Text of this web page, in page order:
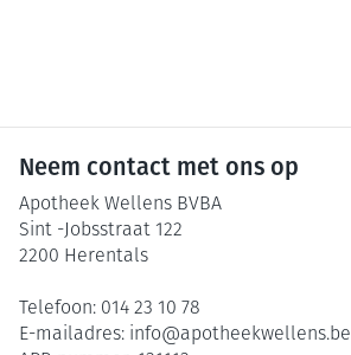
Neem contact met ons op
Apotheek Wellens BVBA
Sint -Jobsstraat 122
2200 Herentals
Telefoon: 014 23 10 78
E-mailadres: info@apotheekwellens.be